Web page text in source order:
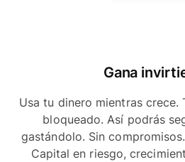
Gana
Usa tu dinero mientras crece.
bloqueado. Así podrás
gastándolo. Sin
Capital en riesgo,